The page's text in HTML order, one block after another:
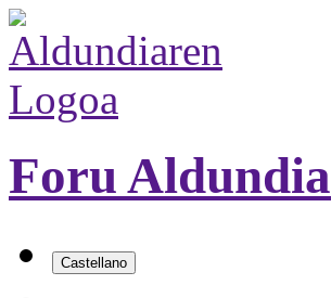
Foru Aldundia